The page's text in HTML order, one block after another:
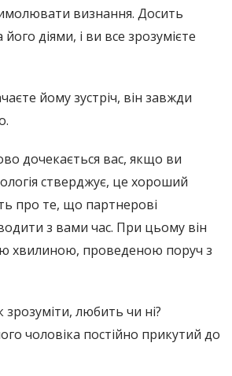
визнання. Досить
його діями, і ви все зрозумієте
йому зустріч, він завжди
дочекається вас, якщо ви
стверджує, це хороший
про те, що партнерові
з вами час. При цьому він
хвилиною, проведеною поруч з
любить чи ні?
чоловіка постійно прикутий до